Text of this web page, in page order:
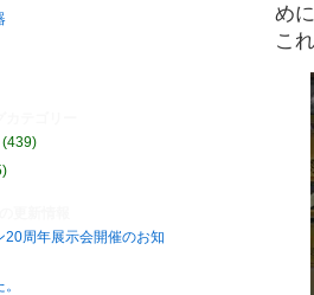
(439)
20周年展示会開催のお知
め
こ